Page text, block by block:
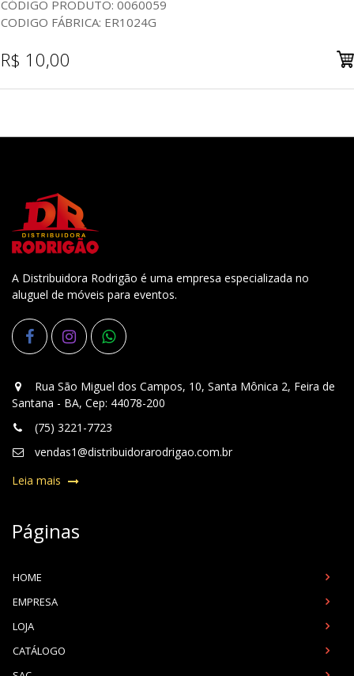
CÓDIGO PRODUTO: 0060059
CODIGO FÁBRICA: ER1024G
R$ 10,00
A Distribuidora Rodrigão é uma empresa especializada no
aluguel de móveis para eventos.
Rua São Miguel dos Campos, 10, Santa Mônica 2, Feira de
Santana - BA, Cep: 44078-200
(75) 3221-7723
vendas1@distribuidorarodrigao.com.br
Leia mais
Páginas
HOME
EMPRESA
LOJA
CATÁLOGO